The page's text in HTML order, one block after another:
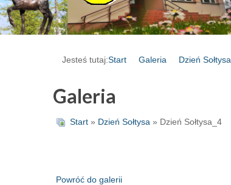
Jesteś tutaj:Start Galeria Dzień Sołtysa
Galeria
Start » Dzień Sołtysa » Dzień Sołtysa_4
Powróć do galerii